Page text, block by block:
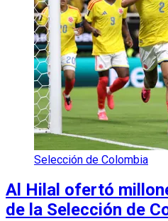
Selección de Colombia
Al Hilal ofertó
de la Selección de